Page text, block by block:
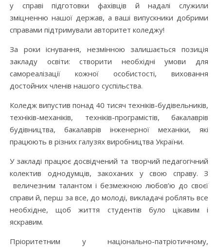
у справі підготовки фахівців й надалі служили
зміцненню нашої держав, а ваші випускники добрими
справами підтримували авторитет коледжу!
За роки існування, незмінною залишається позиція
закладу освіти: створити необхідні умови для
самореалізації кожної особистості, виховання
достойних членів нашого суспільства.
Коледж випустив понад 40 тисяч техніків-будівельників,
техніків-механіків, техніків-програмістів, бакалаврів
будівництва, бакалаврів інженерної механіки, які
працюють в різних галузях виробництва України.
У закладі працює досвідчений та творчий педагогічний
колектив однодумців, закоханих у свою справу. З
величезним талантом і безмежною любов’ю до своєї
справи й, перш за все, до молоді, викладачі роблять все
необхідне, щоб життя студентів було цікавим і
яскравим.
Пріоритетним у національно-патріотичному,